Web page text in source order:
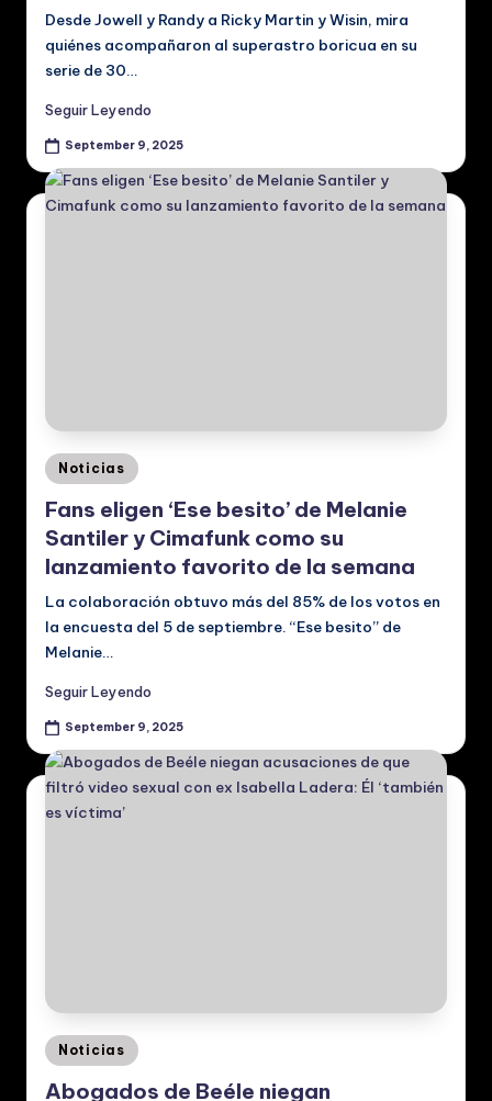
Desde Jowell y Randy a Ricky Martin y Wisin, mira
quiénes acompañaron al superastro boricua en su
serie de 30…
Seguir Leyendo
September 9, 2025
Posted
in
Noticias
Fans eligen ‘Ese besito’ de Melanie
Santiler y Cimafunk como su
lanzamiento favorito de la semana
La colaboración obtuvo más del 85% de los votos en
la encuesta del 5 de septiembre. “Ese besito” de
Melanie…
Seguir Leyendo
September 9, 2025
Posted
in
Noticias
Abogados de Beéle niegan